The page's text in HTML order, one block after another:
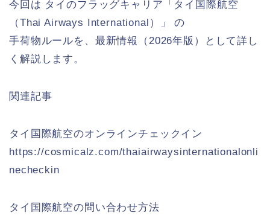
今回は タイのフラッグキャリア「タイ国際航空
（Thai Airways International）」 の
手荷物ルールを、最新情報（2026年版）として詳し
く解説します。
関連記事
タイ国際航空のオンラインチェックイン
https://cosmicalz.com/thaiairwaysinternationalonli
necheckin
タイ国際航空の問い合わせ方法